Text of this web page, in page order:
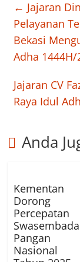
← Jajaran
Pelayanan
Bekasi
Adha 1444H/
Jajaran CV
Raya Idul
Anda
Kementan
Dorong
Percepatan
Swasembada
Pangan
Nasional